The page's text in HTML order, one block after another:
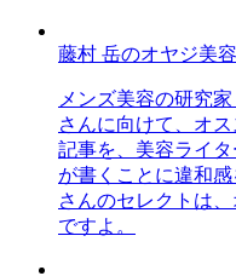
藤村 岳のオヤジ美
メンズ美容の研究
さんに向けて、オ
記事を、美容ライ
が書くことに違和
さんのセレクトは
ですよ。